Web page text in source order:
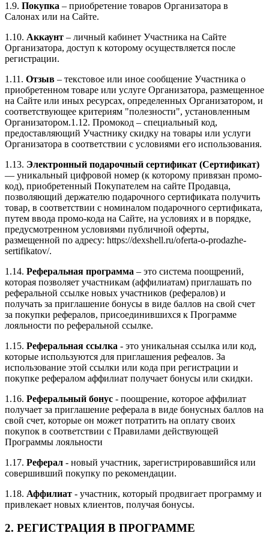
1.9. Покупка – приобретение товаров Организатора в
Салонах или на Сайте.
1.10. Аккаунт – личный кабинет Участника на Сайте
Организатора, доступ к которому осуществляется после
регистрации.
1.11. Отзыв – текстовое или иное сообщение Участника о
приобретенном товаре или услуге Организатора, размещенное
на Сайте или иных ресурсах, определенных Организатором, и
соответствующее критериям "полезности", установленным
Организатором.1.12. Промокод – специальный код,
предоставляющий Участнику скидку на товары или услуги
Организатора в соответствии с условиями его использования.
1.13. Электронный подарочный сертификат (Сертификат)
— уникальный цифровой номер (к которому привязан промо-
код), приобретенный Покупателем на сайте Продавца,
позволяющий держателю подарочного сертификата получить
товар, в соответствии с номиналом подарочного сертификата,
путем ввода промо-кода на Сайте, на условиях и в порядке,
предусмотренном условиями публичной оферты,
размещенной по адресу: https://dexshell.ru/oferta-o-prodazhe-
sertifikatov/.
1.14. Реферальная программа – это система поощрений,
которая позволяет участникам (аффилиатам) приглашать по
реферальной ссылке новых участников (рефералов) и
получать за приглашение бонусы в виде баллов на свой счет
за покупки рефералов, присоединившихся к Программе
лояльности по реферальной ссылке.
1.15. Реферальная ссылка - это уникальная ссылка или код,
которые используются для приглашения рефеалов. За
использование этой ссылки или кода при регистрации и
покупке рефералом аффилиат получает бонусы или скидки.
1.16. Реферальный бонус - поощрение, которое аффилиат
получает за приглашение реферала в виде бонусных баллов на
свой счет, которые он может потратить на оплату своих
покупок в соответствии с Правилами действующей
Программы лояльности
1.17. Реферал - новый участник, зарегистрировавшийся или
совершивший покупку по рекомендации.
1.18. Аффилиат - участник, который продвигает программу и
привлекает новых клиентов, получая бонусы.
2. РЕГИСТРАЦИЯ В ПРОГРАММЕ